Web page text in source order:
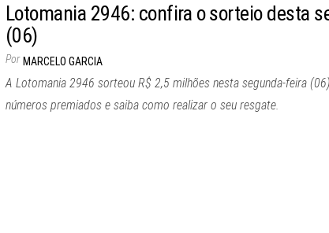
Lotomania 2946: confira o sorteio desta
(06)
Por MARCELO GARCIA
A Lotomania 2946 sorteou R$ 2,5 milhões nesta segunda-feira
números premiados e saiba como realizar o seu resgate.